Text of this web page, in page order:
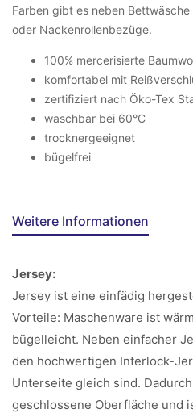
Farben gibt es neben Bettwäsche
oder Nackenrollenbezüge.
100% mercerisierte
komfortabel mit
zertifiziert nach Öko-Tex
waschbar bei 60°C
trocknergeeignet
bügelfrei
Weitere Informationen
Jersey:
Jersey ist eine einfädig
Vorteile: Maschenware ist
bügelleicht. Neben einfacher
den hochwertigen Interlock-
Unterseite gleich sind.
geschlossene Oberfläche und